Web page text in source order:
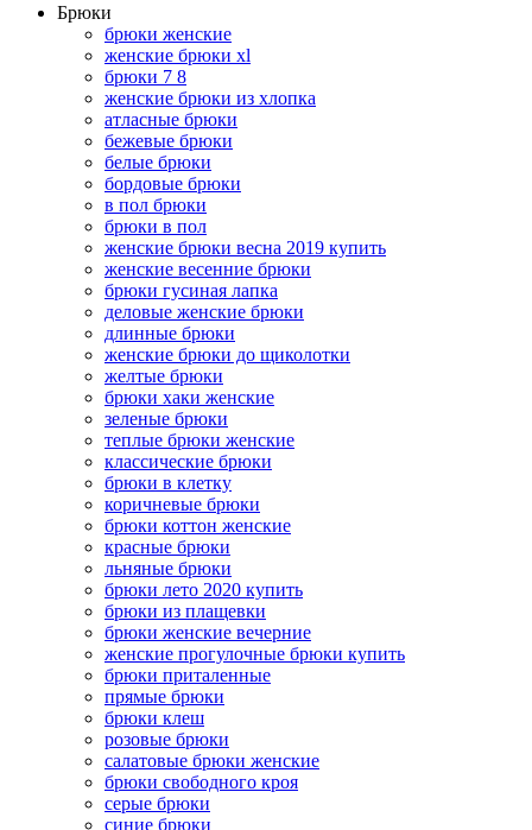
Брюки
брюки женские
женские брюки xl
брюки 7 8
женские брюки из хлопка
атласные брюки
бежевые брюки
белые брюки
бордовые брюки
в пол брюки
брюки в пол
женские брюки весна 2019 купить
женские весенние брюки
брюки гусиная лапка
деловые женские брюки
длинные брюки
женские брюки до щиколотки
желтые брюки
брюки хаки женские
зеленые брюки
теплые брюки женские
классические брюки
брюки в клетку
коричневые брюки
брюки коттон женские
красные брюки
льняные брюки
брюки лето 2020 купить
брюки из плащевки
брюки женские вечерние
женские прогулочные брюки купить
брюки приталенные
прямые брюки
брюки клеш
розовые брюки
салатовые брюки женские
брюки свободного кроя
серые брюки
синие брюки